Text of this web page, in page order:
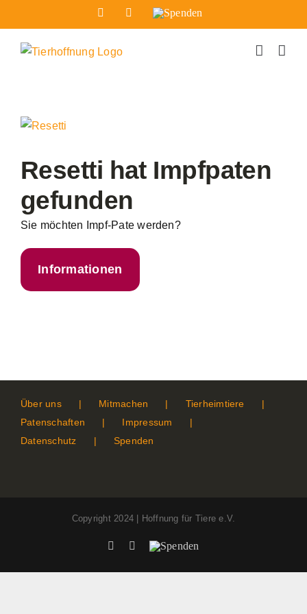
Inhalt
springen
FacebookInstagram
Spenden
Zeige
Bild
Resetti hat Impfpaten
gefunden
Sie möchten Impf-Pate werden?
Informationen
Über uns Mitmachen
Tierheimtiere
Patenschaften
Impressum
Datenschutz
Spenden
Copyright 2024 | Hoffnung für Tiere e.V.
FacebookInstagram
Spenden